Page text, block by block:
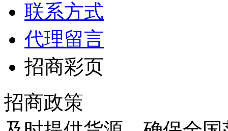
联系方式
代理留言
招商彩页
招商政策